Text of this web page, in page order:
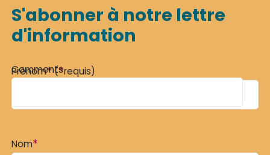
S'abonner à notre lettre
d'information
Comments
Prénom*(*requis)
Nom*